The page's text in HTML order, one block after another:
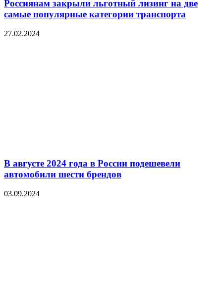
Россиянам закрыли льготный лизинг на две
самые популярные категории транспорта
27.02.2024
В августе 2024 года в России подешевели
автомобили шести брендов
03.09.2024